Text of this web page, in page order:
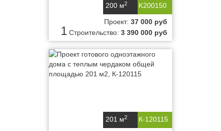
K200150
200 м2
1
Проект: 37 000 руб
Строительство: 3 390 000 руб
К-120115
201 м2